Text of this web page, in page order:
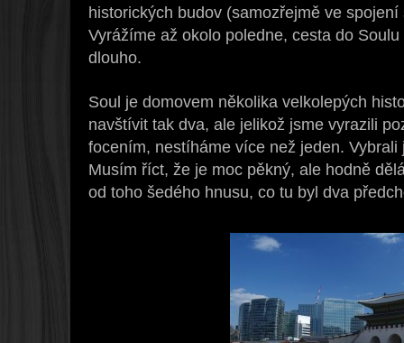
historických budov (samozřejmě ve
Vyrážíme až okolo poledne, cesta do
dlouho.
Soul je domovem několika velkolepých
navštívit tak dva, ale jelikož jsme vyrazili
focením, nestíháme více než jeden.
Musím říct, že je moc pěkný, ale hodně
od toho šedého hnusu, co tu byl dva